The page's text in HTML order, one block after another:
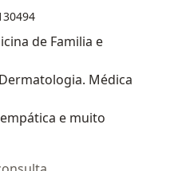
de Familia e
Médica
e muito